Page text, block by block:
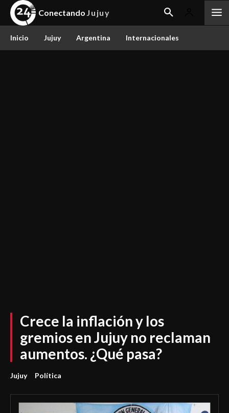
Conectando Jujuy
Inicio Jujuy Argentina Internacionales
Crece la inflación y los
gremios en Jujuy no reclaman
aumentos. ¿Qué pasa?
Jujuy Política